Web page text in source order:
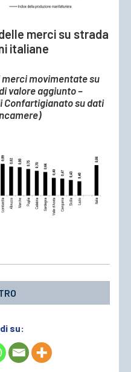
merci su strada
italiane
movimentate su
valore aggiunto –
Confartigianato su dati
su: